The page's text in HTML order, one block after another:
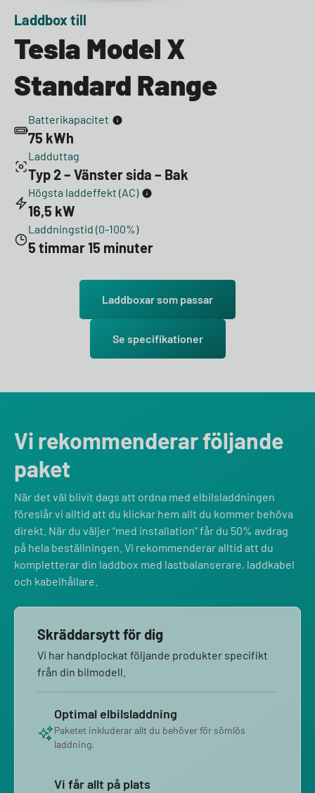
Laddbox till
Tesla Model X
Standard Range
Batterikapacitet
75 kWh
Ladduttag
Typ 2 – Vänster sida – Bak
Högsta laddeffekt (AC)
16,5 kW
Laddningstid (0-100%)
5 timmar 15 minuter
Laddboxar som passar
Se specifikationer
Vi rekommenderar följande
paket
När det väl blivit dags att ordna med elbilsladdningen
föreslår vi alltid att du klickar hem allt du kommer behöva
direkt. När du väljer “med installation” får du 50% avdrag
på hela beställningen. Vi rekommenderar alltid att du
kompletterar din laddbox med lastbalanserare, laddkabel
och kabelhållare.
Skräddarsytt för dig
Vi har handplockat följande produkter specifikt
från din bilmodell.
Optimal elbilsladdning
Paketet inkluderar allt du behöver för sömlös
laddning.
Vi får allt på plats